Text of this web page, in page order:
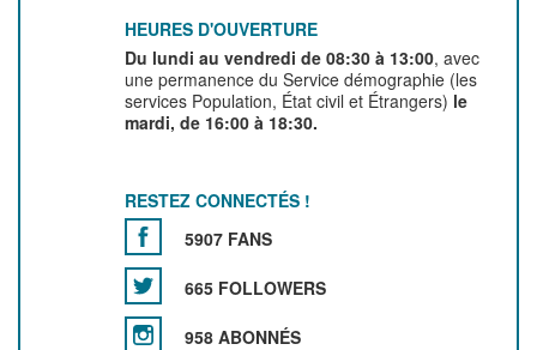
HEURES D'OUVERTURE
Du lundi au vendredi de 08:30 à 13:00, avec
une permanence du Service démographie (les
services Population, État civil et Étrangers) le
mardi, de 16:00 à 18:30.
RESTEZ CONNECTÉS !
5907 FANS
665 FOLLOWERS
958 ABONNÉS